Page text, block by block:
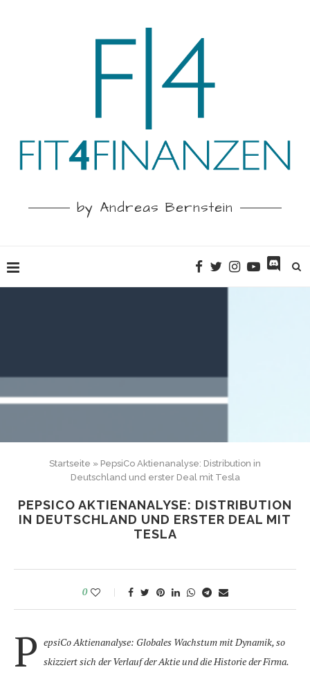
by Andreas Bernstein
Startseite » PepsiCo Aktienanalyse: Distribution in
Deutschland und erster Deal mit Tesla
PEPSICO AKTIENANALYSE: DISTRIBUTION
IN DEUTSCHLAND UND ERSTER DEAL MIT
TESLA
0
P epsiCo Aktienanalyse: Globales Wachstum mit Dynamik, so
skizziert sich der Verlauf der Aktie und die Historie der Firma.